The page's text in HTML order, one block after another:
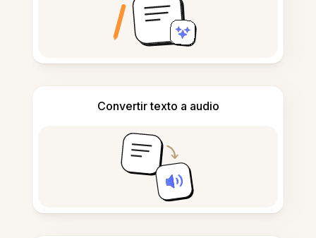
Convertir texto a audio